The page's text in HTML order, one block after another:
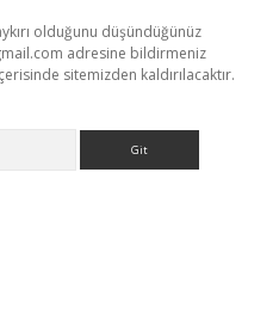
olduğunu düşündüğünüz
adresine bildirmeniz
sitemizden kaldırılacaktır.